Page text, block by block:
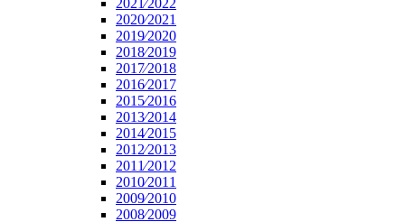
2021⁄2022
2020⁄2021
2019⁄2020
2018⁄2019
2017⁄2018
2016⁄2017
2015⁄2016
2013⁄2014
2014⁄2015
2012⁄2013
2011⁄2012
2010⁄2011
2009⁄2010
2008⁄2009